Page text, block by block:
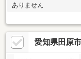
ありません
愛知県田原